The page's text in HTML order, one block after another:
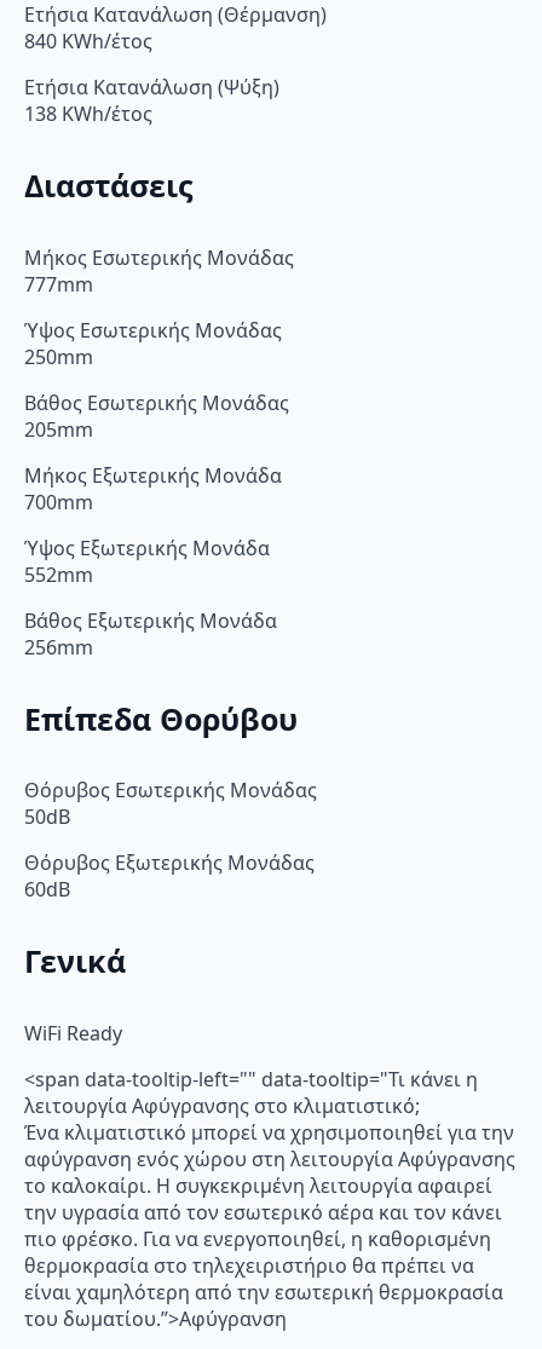
Ετήσια Κατανάλωση (Θέρμανση)
840 KWh/έτος
Ετήσια Κατανάλωση (Ψύξη)
138 KWh/έτος
Διαστάσεις
Μήκος Εσωτερικής Μονάδας
777mm
Ύψος Εσωτερικής Μονάδας
250mm
Βάθος Εσωτερικής Μονάδας
205mm
Μήκος Εξωτερικής Μονάδα
700mm
Ύψος Εξωτερικής Μονάδα
552mm
Βάθος Εξωτερικής Μονάδα
256mm
Επίπεδα Θορύβου
Θόρυβος Εσωτερικής Μονάδας
50dB
Θόρυβος Εξωτερικής Μονάδας
60dB
Γενικά
WiFi Ready
<span data-tooltip-left="" data-tooltip="Τι κάνει η
λειτουργία Αφύγρανσης στο κλιματιστικό;
Ένα κλιματιστικό μπορεί να χρησιμοποιηθεί για την
αφύγρανση ενός χώρου στη λειτουργία Αφύγρανσης
το καλοκαίρι. Η συγκεκριμένη λειτουργία αφαιρεί
την υγρασία από τον εσωτερικό αέρα και τον κάνει
πιο φρέσκο. Για να ενεργοποιηθεί, η καθορισμένη
θερμοκρασία στο τηλεχειριστήριο θα πρέπει να
είναι χαμηλότερη από την εσωτερική θερμοκρασία
του δωματίου.”>Αφύγρανση